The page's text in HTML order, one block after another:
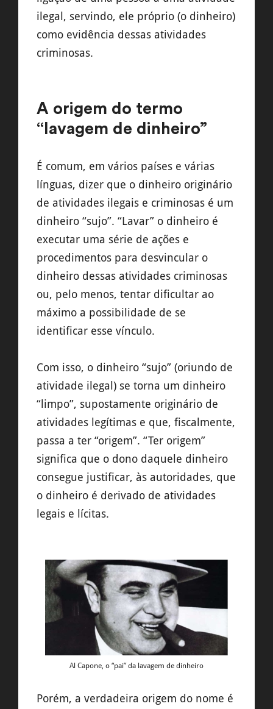
ilegal, servindo, ele próprio (o dinheiro)
como evidência dessas atividades
criminosas.
A origem do termo
“lavagem de dinheiro”
É comum, em vários países e várias
línguas, dizer que o dinheiro originário
de atividades ilegais e criminosas é um
dinheiro “sujo”. “Lavar” o dinheiro é
executar uma série de ações e
procedimentos para desvincular o
dinheiro dessas atividades criminosas
ou, pelo menos, tentar dificultar ao
máximo a possibilidade de se
identificar esse vínculo.
Com isso, o dinheiro “sujo” (oriundo de
atividade ilegal) se torna um dinheiro
“limpo”, supostamente originário de
atividades legítimas e que, fiscalmente,
passa a ter “origem”. “Ter origem”
significa que o dono daquele dinheiro
consegue justificar, às autoridades, que
o dinheiro é derivado de atividades
legais e lícitas.
Al Capone, o “pai” da lavagem de dinheiro
Porém, a verdadeira origem do nome é